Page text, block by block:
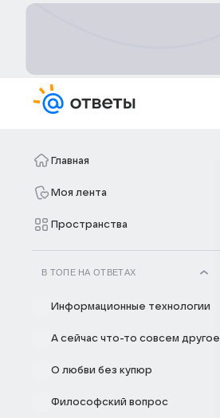
Главная
Моя лента
Пространства
В ТОПЕ НА ОТВЕТАХ
Информационные технологии
А сейчас что-то совсем другое
О любви без купюр
Философский вопрос